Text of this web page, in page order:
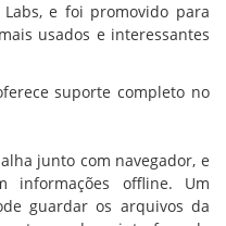
e foi promovido para
usados e interessantes
suporte completo no
junto com navegador, e
informações offline. Um
guardar os arquivos da